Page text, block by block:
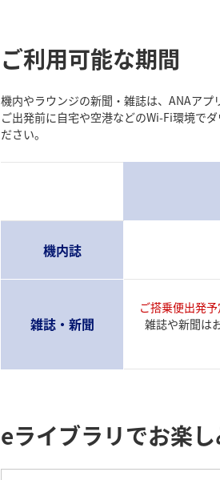
ご利用可能な期間
機内やラウンジの新聞・雑誌は、ANAアプ
ご出発前に自宅や空港などのWi-Fi環境で
ださい。
機内誌
雑誌・新聞
ご搭乗便出発
雑誌や新聞は
eライブラリでお楽